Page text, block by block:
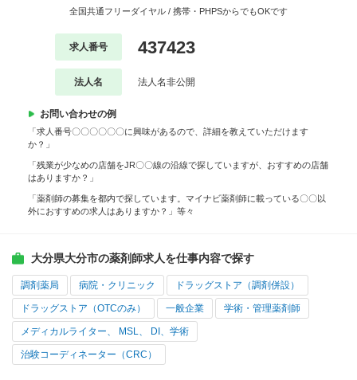
全国共通フリーダイヤル / 携帯・PHPSからでもOKです
求人番号 437423
法人名 法人名非公開
お問い合わせの例
「求人番号〇〇〇〇〇〇に興味があるので、詳細を教えていただけます
か？」
「残業が少なめの店舗をJR〇〇線の沿線で探していますが、おすすめの店舗
はありますか？」
「薬剤師の募集を都内で探しています。マイナビ薬剤師に載っている〇〇以
外におすすめの求人はありますか？」等々
大分県大分市の薬剤師求人を仕事内容で探す
調剤薬局 病院・クリニック ドラッグストア（調剤併設）
ドラッグストア（OTCのみ） 一般企業 学術・管理薬剤師
メディカルライター、 MSL、 DI、学術
治験コーディネーター（CRC）